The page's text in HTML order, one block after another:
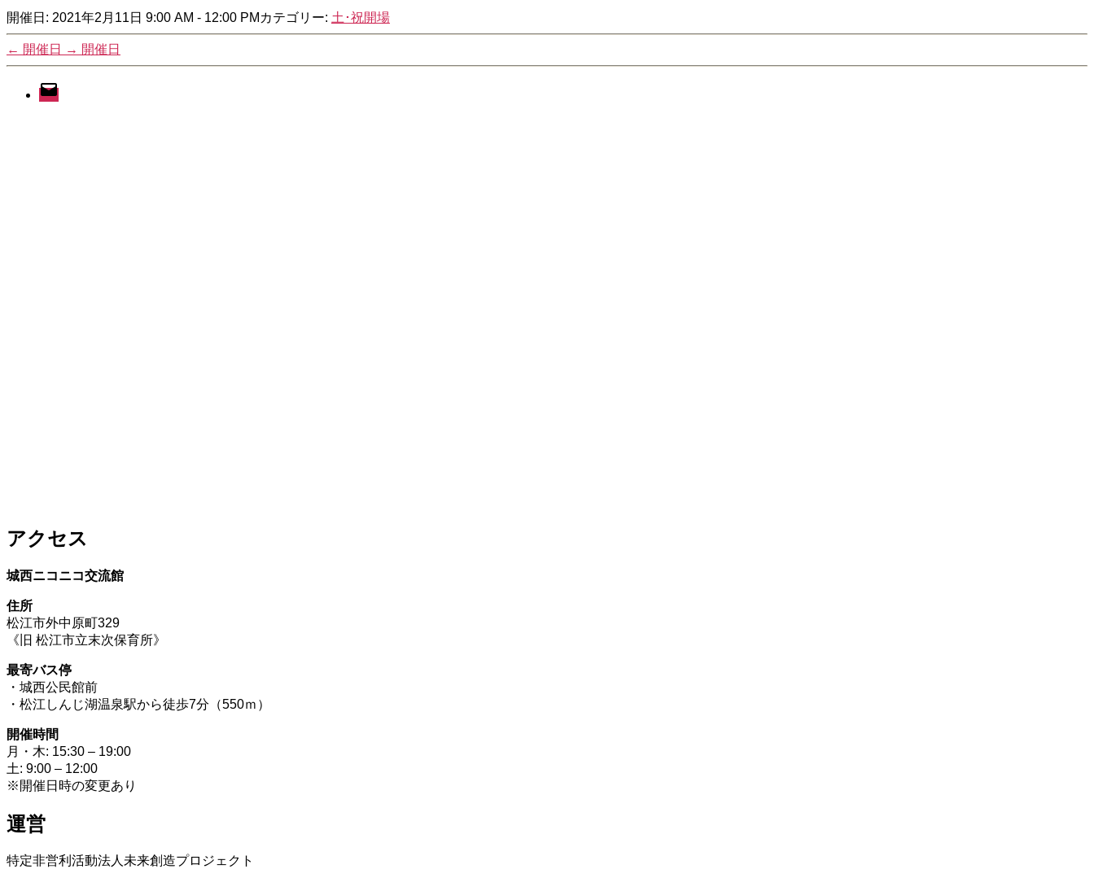
開催日: 2021年2月11日 9:00 AM - 12:00 PM カテゴリー: 土･祝開場
← 開催日 → 開催日
メ
ー
アクセス
城西ニコニコ交流館
住所
松江市外中原町329
《旧 松江市立末次保育所》
最寄バス停
・城西公民館前
・松江しんじ湖温泉駅から徒歩7分（550ｍ）
開催時間
月・木: 15:30 – 19:00
土: 9:00 – 12:00
※開催日時の変更あり
運営
特定非営利活動法人未来創造プロジェクト